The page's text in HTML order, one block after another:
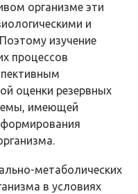
организме эти
и
изучение
процессов
оценки резервных
имеющей
формирова­ния
метаболических
в условиях